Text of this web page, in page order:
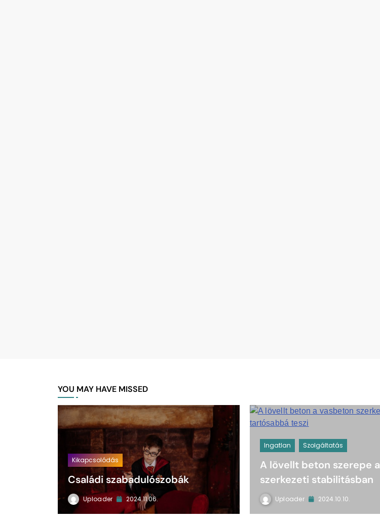
YOU MAY HAVE MISSED
Kikapcsolódás
Családi szabadulószobák
Uploader 2024.11.06.
Ingatlan Szolgáltatás
A lövellt beton szerepe a
szerkezeti stabilitásban
Uploader 2024.10.10.